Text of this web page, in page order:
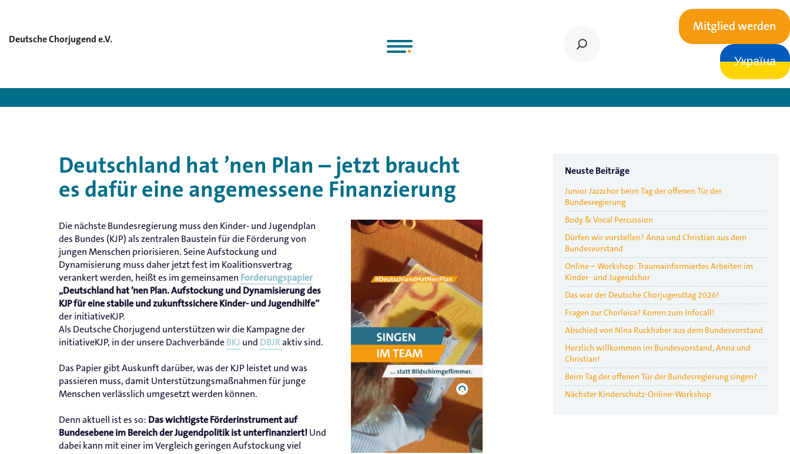
Deutsche Chorjugend e.V.
Mitglied werden
Україна
Deutschland hat ’nen Plan – jetzt braucht
es dafür eine angemessene Finanzierung
Die nächste Bundesregierung muss den Kinder- und Jugendplan
des Bundes (KJP) als zentralen Baustein für die Förderung von
jungen Menschen priorisieren. Seine Aufstockung und
Dynamisierung muss daher jetzt fest im Koalitionsvertrag
verankert werden, heißt es im gemeinsamen Forderungspapier
„Deutschland hat ’nen Plan. Aufstockung und Dynamisierung des
KJP für eine stabile und zukunftssichere Kinder- und Jugendhilfe“
der initiativeKJP.
Als Deutsche Chorjugend unterstützen wir die Kampagne der
initiativeKJP, in der unsere DachverbändeBKJ und DBJRaktiv sind.
Das Papier gibt Auskunft darüber, was der KJP leistet und was
passieren muss, damit Unterstützungsmaßnahmen für junge
Menschen verlässlich umgesetzt werden können.
Denn aktuell ist es so: Das wichtigste Förderinstrument auf
Bundesebene im Bereich der Jugendpolitik ist unterfinanziert! Und
dabei kann mit einer im Vergleich geringen Aufstockung viel
Neuste Beiträge
Junior Jazzchor beim Tag der offenen Tür der
Bundesregierung
Body & Vocal Percussion
Dürfen wir vorstellen? Anna und Christian aus dem
Bundesvorstand
Online – Workshop: Traumainformiertes Arbeiten im
Kinder- und Jugendchor
Das war der Deutsche Chorjugendtag 2026!
Fragen zur Chorleica? Komm zum Infocall!
Abschied von Nina Ruckhaber aus dem Bundesvorstand
Herzlich willkommen im Bundesvorstand, Anna und
Christian!
Beim Tag der offenen Tür der Bundesregierung singen?
Nächster Kinderschutz-Online-Workshop